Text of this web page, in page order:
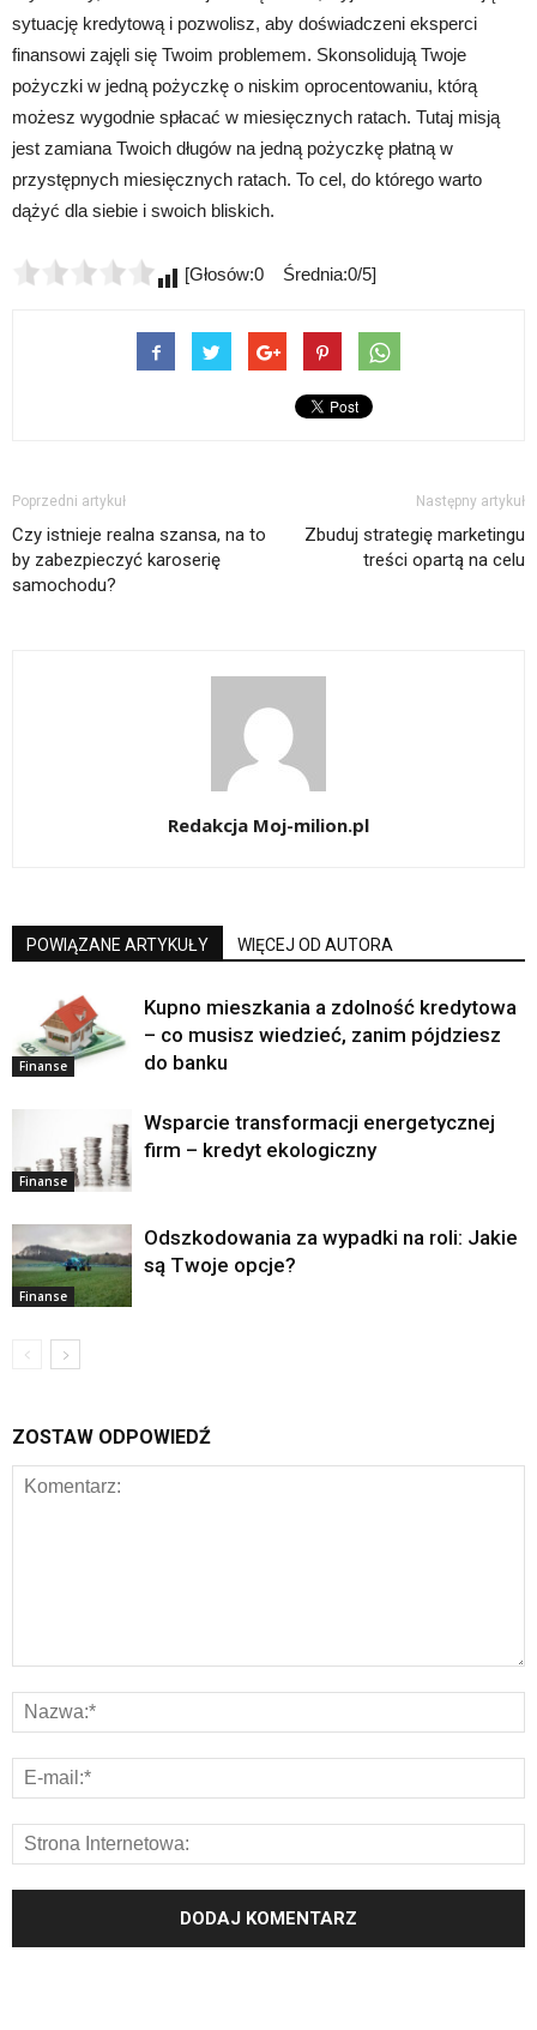
sytuację kredytową i pozwolisz, aby doświadczeni eksperci
finansowi zajęli się Twoim problemem. Skonsolidują Twoje
pożyczki w jedną pożyczkę o niskim oprocentowaniu, którą
możesz wygodnie spłacać w miesięcznych ratach. Tutaj misją
jest zamiana Twoich długów na jedną pożyczkę płatną w
przystępnych miesięcznych ratach. To cel, do którego warto
dążyć dla siebie i swoich bliskich.
[Głosów:0 Średnia:0/5]
Poprzedni artykuł
Czy istnieje realna szansa, na to
by zabezpieczyć karoserię
samochodu?
Następny artykuł
Zbuduj strategię marketingu
treści opartą na celu
Redakcja Moj-milion.pl
POWIĄZANE ARTYKUŁY WIĘCEJ OD AUTORA
Finanse
Kupno mieszkania a zdolność kredytowa
– co musisz wiedzieć, zanim pójdziesz
do banku
Finanse
Wsparcie transformacji energetycznej
firm – kredyt ekologiczny
Finanse
Odszkodowania za wypadki na roli: Jakie
są Twoje opcje?
ZOSTAW ODPOWIEDŹ